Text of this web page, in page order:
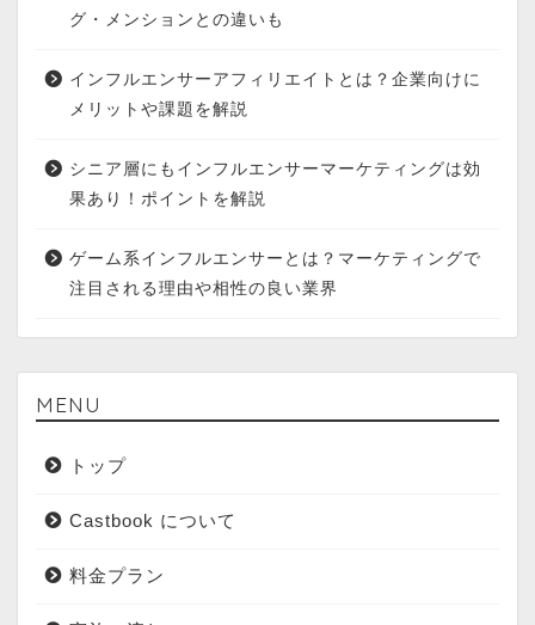
グ・メンションとの違いも
インフルエンサーアフィリエイトとは？企業向けに
メリットや課題を解説
シニア層にもインフルエンサーマーケティングは効
果あり！ポイントを解説
ゲーム系インフルエンサーとは？マーケティングで
注目される理由や相性の良い業界
MENU
トップ
Castbook について
料金プラン